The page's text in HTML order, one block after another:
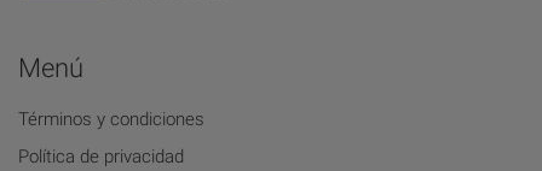
Menú
Términos y condiciones
Política de privacidad